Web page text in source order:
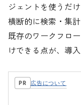
ジェントを使うだ
横断的に検索・集
既存のワークフロ
けできる点が、導
PR 広告について